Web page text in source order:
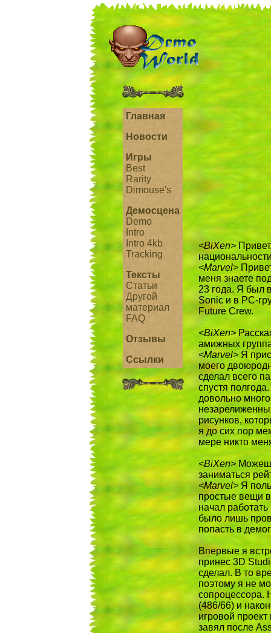
Главная
Новости
Игры
Best
Rarity
Dimouse's
Демосцена
Demo
Intro
Intro 4kb
Tracking
Тексты
Статьи
Другой
материал
FAQ
Отзывы
Ссылки
<BiXen>
<Marvel>
меня знаете
23 года. Я был
Sonic и в PC-
Future Crew.
<BiXen>
амижных
<Marvel>Я
моего
сделал всего
спустя
довольно
рисунков,
я до сих пор
мере никто
<BiXen>Можешь
заниматься
<Marvel>Я
простые вещи
начал
было лишь
попасть в
Впервые я
принес 3D
сделал. В то
поэтому я не
сопроцессора.
(486/66) и
игровой
завял после